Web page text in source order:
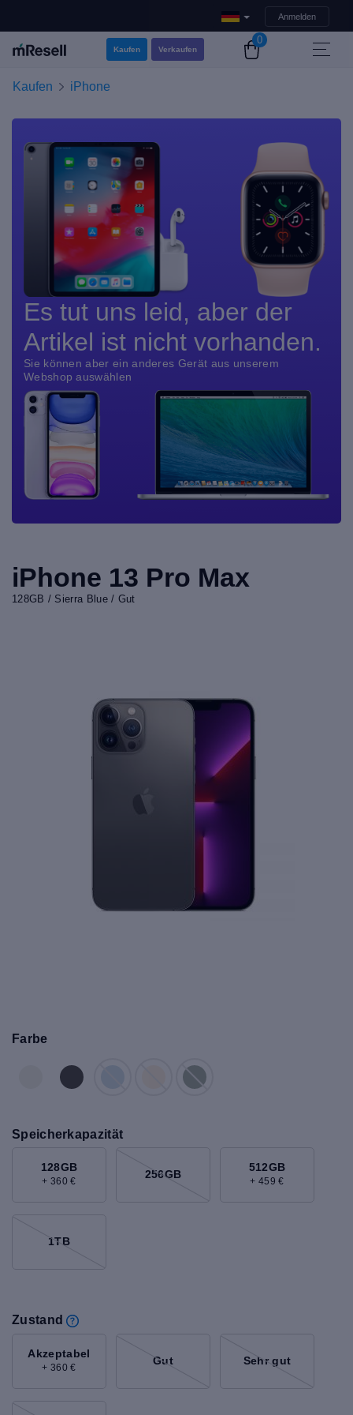
Anmelden
Kaufen Verkaufen
0
Kaufen iPhone
Es tut uns leid, aber der
Artikel ist nicht vorhanden.
Sie können aber ein anderes Gerät aus unserem
Webshop auswählen
iPhone 13 Pro Max
128GB / Sierra Blue / Gut
Farbe
Speicherkapazität
128GB
+ 360 €
256GB
512GB
+ 459 €
1TB
Zustand
Akzeptabel
+ 360 €
Gut Sehr gut